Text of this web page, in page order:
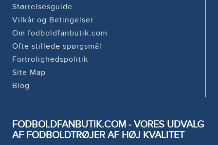
Størrelsesguide
Vilkår og Betingelser
Om fodboldfanbutik.com
Ofte stillede spørgsmål
Fortrolighedspolitik
Site Map
Blog
FODBOLDFANBUTIK.COM - VORES UDVALG
AF FODBOLDTRØJER AF HØJ KVALITET